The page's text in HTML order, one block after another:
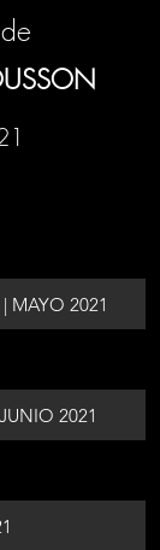
MAYO 2021
2021